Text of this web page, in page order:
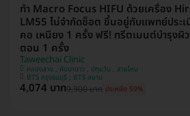
ทำ Macro​ Focus​ HIFU ด้วยเครื่อง
LM55 ไม่จำกัดช็อต ขึ้นอยู่กับแพทย์ประ
คอ เหนียง 1 ครั้ง ฟรี! ทรีตเมนต์บำรุงผิ
ตอน 1 ครั้ง
Taweechai Clinic
คลองสาน , คันนายาว , ปทุมวัน , สายไหม
BTS กรุงธนบุรี , BTS สยาม
4,074 บาท9,900 บาท ประหยัด 59%